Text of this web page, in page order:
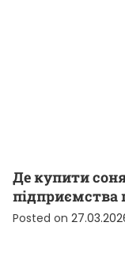
Де купити
підприємства
Posted on